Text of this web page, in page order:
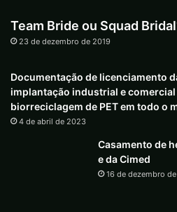
Team Bride ou Squad
23 de dezembro de 2019
Documentação de licenciamento
implantação industrial e
biorreciclagem de PET em todo o
4 de abril de 2023
Casamento de
e da Cimed
16 de dezembro